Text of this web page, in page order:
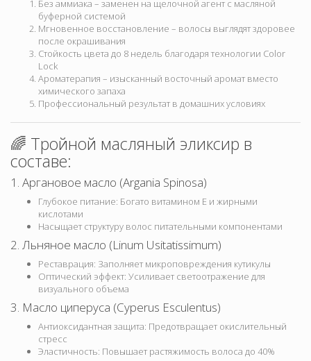
Без аммиака – заменен на щелочной агент с масляной
буферной системой
Мгновенное восстановление – волосы выглядят здоровее
после окрашивания
Стойкость цвета до 8 недель благодаря технологии Color
Lock
Ароматерапия – изысканный восточный аромат вместо
химического запаха
Профессиональный результат в домашних условиях
🌈 Тройной масляный эликсир в
составе:
1. Аргановое масло (Argania Spinosa)
Глубокое питание: Богато витамином Е и жирными
кислотами
Насыщает структуру волос питательными компонентами
2. Льняное масло (Linum Usitatissimum)
Реставрация: Заполняет микроповреждения кутикулы
Оптический эффект: Усиливает светоотражение для
визуального объема
3. Масло циперуса (Cyperus Esculentus)
Антиоксидантная защита: Предотвращает окислительный
стресс
Эластичность: Повышает растяжимость волоса до 40%